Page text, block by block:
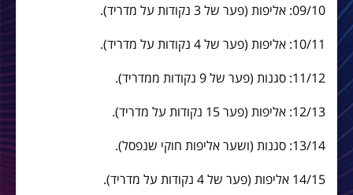
09/10: אליפות (פער של 3 נקודות על מדריד).
10/11: אליפות (פער של 4 נקודות על מדריד).
11/12: סגנות (פער של 9 נקודות ממדריד).
12/13: אליפות (פער 15 נקודות על מדריד).
13/14: סגנות (ושער אליפות חוקי שנפסל).
14/15 אליפות (פער של 4 נקודות על מדריד).